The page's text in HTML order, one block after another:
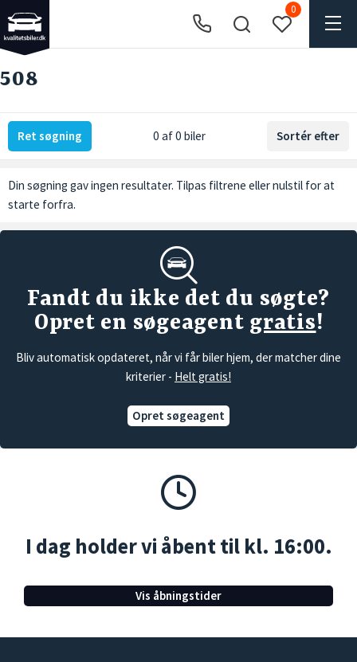
0
508
Ret søgning 0 af 0 biler Sortér efter
Din søgning gav ingen resultater. Tilpas filtrene ellernulstil for at
starte forfra.
Fandt du ikke det du søgte?
Opret en søgeagent gratis!
Bliv automatisk opdateret, når vi får biler hjem, der matcher dine
kriterier - Helt gratis!
Opret søgeagent
I dag holder vi åbent til kl. 16:00.
Vis åbningstider